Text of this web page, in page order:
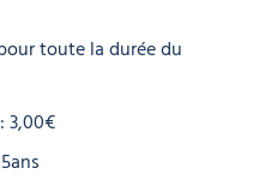
toute la durée du
3,00€